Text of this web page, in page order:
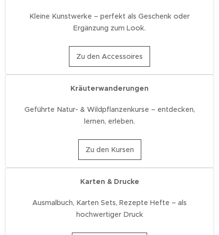
Kleine Kunstwerke – perfekt als Geschenk oder
Ergänzung zum Look.
Zu den Accessoires
Kräuterwanderungen
Geführte Natur- & Wildpflanzenkurse – entdecken,
lernen, erleben.
Zu den Kursen
Karten & Drucke
Ausmalbuch, Karten Sets, Rezepte Hefte – als
hochwertiger Druck